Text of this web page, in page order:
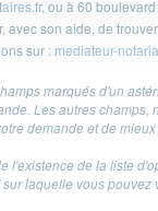
, ou à 60
avec son aide, de
sur : mediateur-
marqués d'un
Les autres champs,
demande et de mieux
l'existence de la liste
laquelle vous pouvez